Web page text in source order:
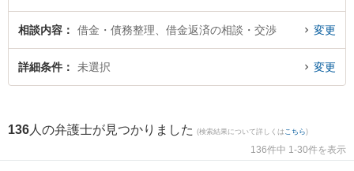
護士費用、強みなどが注目されています。『兵庫県で土日や夜間に発生した借
金返済の相談・交渉のトラブルを今すぐに弁護士に相談したい』『借金返済の
相談・交渉のトラブル解決の実績豊富な近くの弁護士を検索したい』『初回相
相談内容 借金・債務整理、借金返済の相談・交渉 変更
詳細条件 未選択 変更
136 人の弁護士が見つかりました (検索結果について詳しくは こちら)
136件中 1-30件を表示